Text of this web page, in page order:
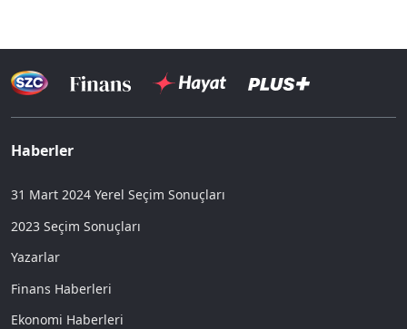
Haberler
31 Mart 2024 Yerel Seçim Sonuçları
2023 Seçim Sonuçları
Yazarlar
Finans Haberleri
Ekonomi Haberleri